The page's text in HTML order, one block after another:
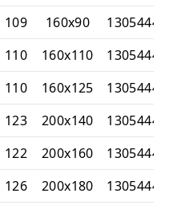
109 160x90
110 160x110
110 160x125
123 200x140
122 200x160
126 200x180